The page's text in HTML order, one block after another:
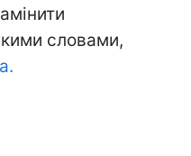
словами,